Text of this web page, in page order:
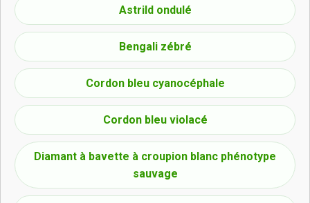
Astrild ondulé
Bengali zébré
Cordon bleu cyanocéphale
Cordon bleu violacé
Diamant à bavette à croupion blanc phénotype
sauvage